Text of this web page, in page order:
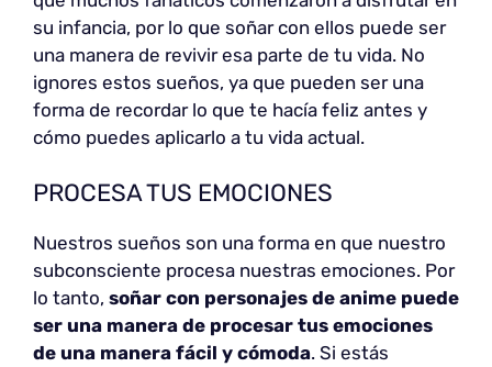
su infancia, por lo que soñar con ellos puede ser
una manera de revivir esa parte de tu vida. No
ignores estos sueños, ya que pueden ser una
forma de recordar lo que te hacía feliz antes y
cómo puedes aplicarlo a tu vida actual.
PROCESA TUS EMOCIONES
Nuestros sueños son una forma en que nuestro
subconsciente procesa nuestras emociones. Por
lo tanto, soñar con personajes de anime puede
ser una manera de procesar tus emociones
de una manera fácil y cómoda. Si estás